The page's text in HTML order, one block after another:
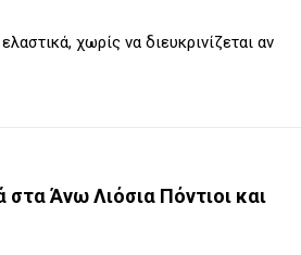
χωρίς να διευκρινίζεται αν
Άνω Λιόσια Πόντιοι και